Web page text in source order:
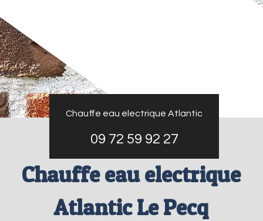
Chauffe eau electrique Atlantic
09 72 59 92 27
Chauffe eau electrique
Atlantic Le Pecq